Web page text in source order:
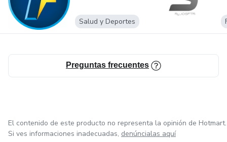
Salud y Deportes
Preguntas frecuentes
El contenido de este producto no representa la opinión de Hotmart.
Si ves informaciones inadecuadas, denúncialas aquí